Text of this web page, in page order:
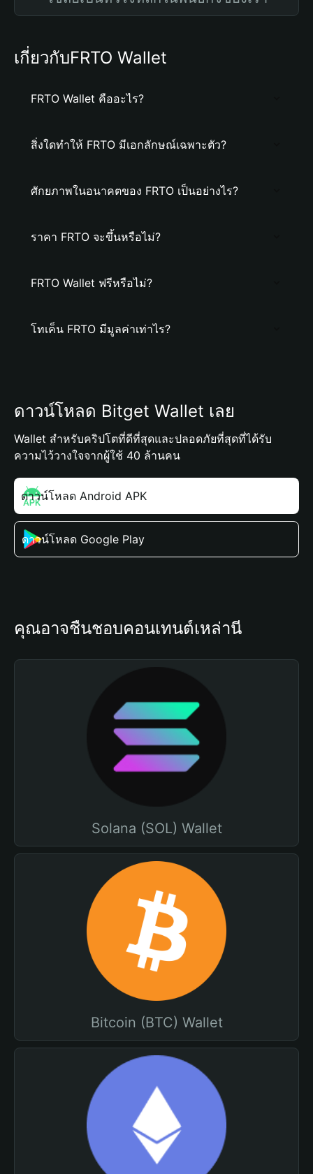
เกี่ยวกับFRTO Wallet
FRTO Wallet คืออะไร?
สิ่งใดทำให้ FRTO มีเอกลักษณ์เฉพาะตัว?
ศักยภาพในอนาคตของ FRTO เป็นอย่างไร?
ราคา FRTO จะขึ้นหรือไม่?
FRTO Wallet ฟรีหรือไม่?
โทเค็น FRTO มีมูลค่าเท่าไร?
ดาวน์โหลด Bitget Wallet เลย
Wallet สำหรับคริปโตที่ดีที่สุดและปลอดภัยที่สุดที่ได้รับ
ความไว้วางใจจากผู้ใช้ 40 ล้านคน
ดาวน์โหลด Android APK
ดาวน์โหลด Google Play
คุณอาจชื่นชอบคอนเทนต์เหล่านี้
Solana (SOL) Wallet
Bitcoin (BTC) Wallet